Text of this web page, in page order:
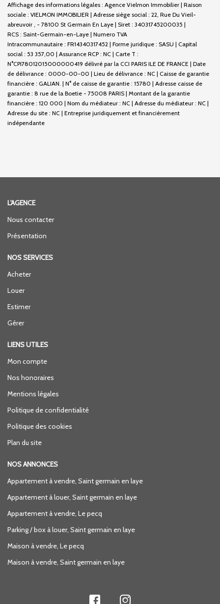
Affichage des informations légales : Agence Vielmon Immobilier | Raison
sociale : VIELMON IMMOBILIER | Adresse siège social : 22, Rue Du Vieil-
abreuvoir , - 78100 St Germain En Laye | Siret : 34031745200035 |
RCS : Saint-Germain-en-Laye | Numero TVA
Intracommunautaire : FR14340317452 | Forme juridique : SASU | Capital
social : 53 357,00 | Assurance RCP : NC | Carte T :
N°CPI78012015000000419 délivré par la CCI PARIS ILE DE FRANCE | Date
de délivrance : 0000-00-00 | Lieu de délivrance : NC | Caisse de garantie
financière : GALIAN. | N° de caisse de garantie : 15780 | Adresse caisse de
garantie : 8 rue de la Boetie - 75008 PARIS | Montant de la garantie
financière : 120 000 | Nom du médiateur : NC | Adresse du médiateur : NC |
Adresse du site : NC | Entreprise juridiquement et financièrement
indépendante
L'AGENCE
Nous contacter
Présentation
NOS SERVICES
Acheter
Louer
Estimer
Gérer
LIENS UTILES
Mon compte
Nos honoraires
Mentions légales
Politique de confidentialité
Politique des cookies
Plan du site
NOS ANNONCES
Appartement à vendre, Saint germain en laye
Appartement à louer, Saint germain en laye
Appartement à vendre, Le pecq
Parking / box à louer, Saint germain en laye
Maison à vendre, Le pecq
Maison à vendre, Saint germain en laye